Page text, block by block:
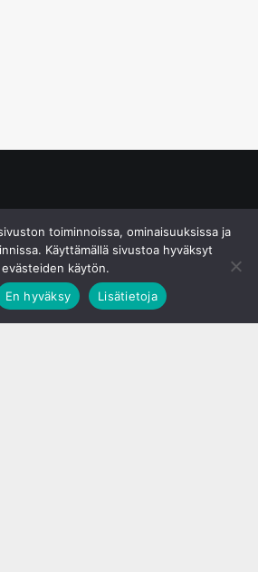
toiminnoissa, ominaisuuksissa ja
Käyttämällä sivustoa hyväksyt
evästeiden käytön.
En hyväksy Lisätietoja